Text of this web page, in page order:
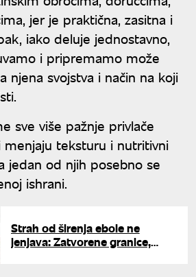
jer je praktična, zasitna i
iako deluje jednostavno,
i pripremamo može
njena svojstva i način na koji
sve više pažnje privlače
menjaju teksturu i nutritivni
jedan od njih posebno se
ishrani.
Strah od širenja ebole ne
jenjava: Zatvorene granice,